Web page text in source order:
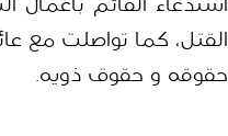
حقوقه و حقوق ذويه.